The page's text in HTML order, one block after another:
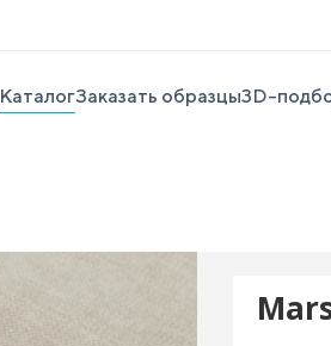
КаталогЗаказать образцы3D-